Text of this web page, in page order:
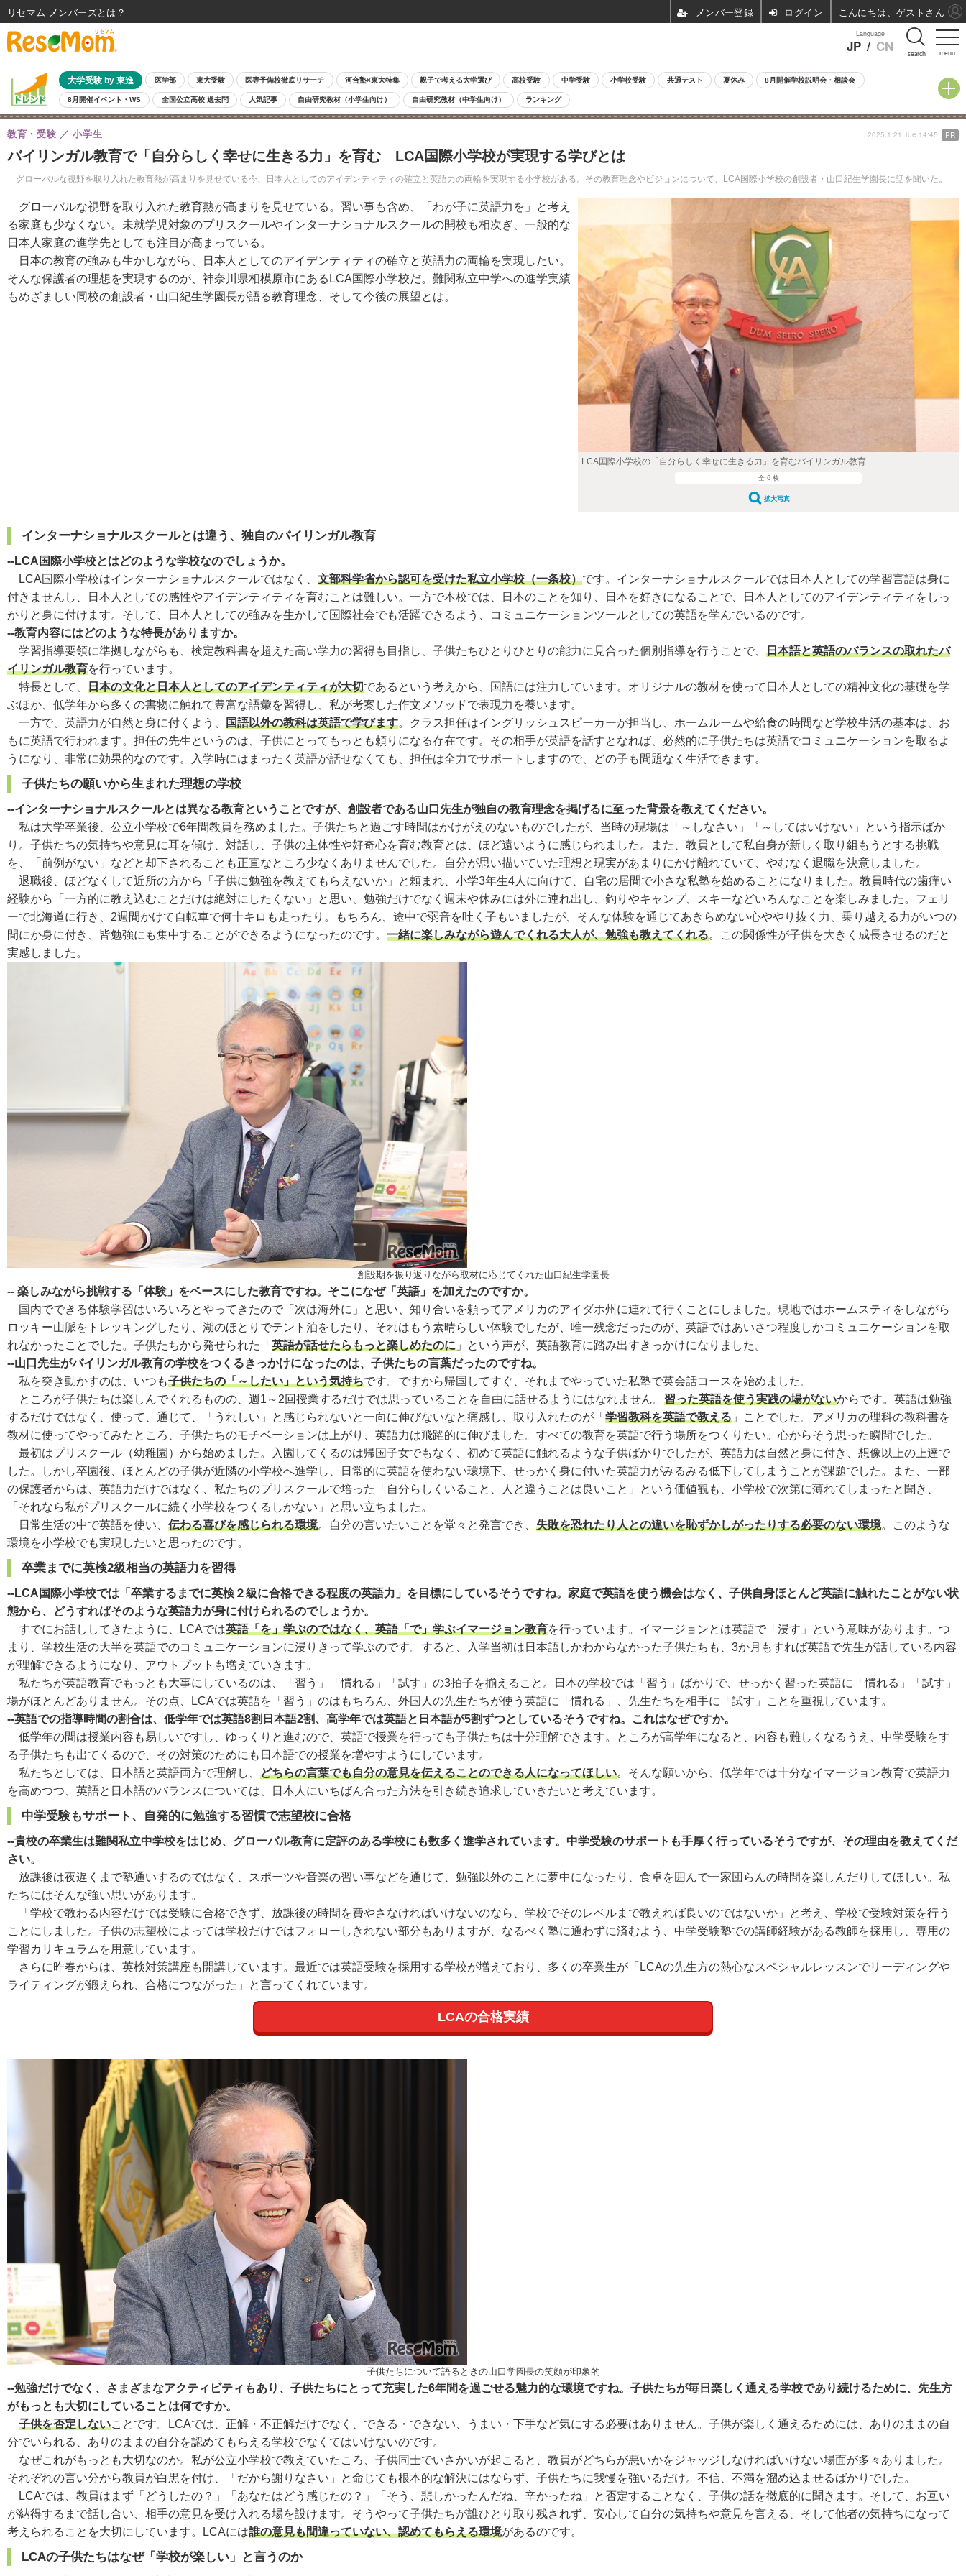
menu
Language
JP / CN search
大学受験 by 東進 医学部 東大受験 医専予備校徹底リサーチ 河合塾×東大特集 親子で考える大学選び 高校受験 中学受験 小学校受験 共通テスト 夏休み 8月開催学校説明会・相談会
8月開催イベント・WS 全国公立高校 過去問 人気記事 自由研究教材（小学生向け） 自由研究教材（中学生向け） ランキング
バイリンガル教育で「自分らしく幸せに生きる力」を育む LCA国際小学校が実現する学びとは
グローバルな視野を取り入れた教育熱が高まりを見せている今、日本人としてのアイデンティティの確立と英語力の両輪を実現する小学校がある。その教育理念やビジョンについて、LCA国際小学校の創設者・山口紀生学園長に話を聞いた。
教育・受験 小学生 2025.1.21 Tue 14:45 PR
LCA国際小学校の「自分らしく幸せに生きる力」を育むバイリンガル教育
全 6 枚
拡大写真
グローバルな視野を取り入れた教育熱が高まりを見せている。習い事も含め、「わが子に英語力を」と考え
る家庭も少なくない。未就学児対象のプリスクールやインターナショナルスクールの開校も相次ぎ、一般的な
日本人家庭の進学先としても注目が高まっている。
日本の教育の強みも生かしながら、日本人としてのアイデンティティの確立と英語力の両輪を実現したい。
そんな保護者の理想を実現するのが、神奈川県相模原市にあるLCA国際小学校だ。難関私立中学への進学実績
もめざましい同校の創設者・山口紀生学園長が語る教育理念、そして今後の展望とは。
インターナショナルスクールとは違う、独自のバイリンガル教育
--LCA国際小学校とはどのような学校なのでしょうか。
LCA国際小学校はインターナショナルスクールではなく、 文部科学省から認可を受けた私立小学校（一条校）です。インターナショナルスクールでは日本人としての学習言語は身に
付きませんし、日本人としての感性やアイデンティティを育むことは難しい。一方で本校では、日本のことを知り、日本を好きになることで、日本人としてのアイデンティティをしっ
かりと身に付けます。そして、日本人としての強みを生かして国際社会でも活躍できるよう、コミュニケーションツールとしての英語を学んでいるのです。
--教育内容にはどのような特長がありますか。
学習指導要領に準拠しながらも、検定教科書を超えた高い学力の習得も目指し、子供たちひとりひとりの能力に見合った個別指導を行うことで、 日本語と英語のバランスの取れたバ
イリンガル教育を行っています。
特長として、 日本の文化と日本人としてのアイデンティティが大切であるという考えから、国語には注力しています。オリジナルの教材を使って日本人としての精神文化の基礎を学
ぶほか、低学年から多くの書物に触れて豊富な語彙を習得し、私が考案した作文メソッドで表現力を養います。
一方で、英語力が自然と身に付くよう、 国語以外の教科は英語で学びます。クラス担任はイングリッシュスピーカーが担当し、ホームルームや給食の時間など学校生活の基本は、お
もに英語で行われます。担任の先生というのは、子供にとってもっとも頼りになる存在です。その相手が英語を話すとなれば、必然的に子供たちは英語でコミュニケーションを取るよ
うになり、非常に効果的なのです。入学時にはまったく英語が話せなくても、担任は全力でサポートしますので、どの子も問題なく生活できます。
子供たちの願いから生まれた理想の学校
--インターナショナルスクールとは異なる教育ということですが、創設者である山口先生が独自の教育理念を掲げるに至った背景を教えてください。
私は大学卒業後、公立小学校で6年間教員を務めました。子供たちと過ごす時間はかけがえのないものでしたが、当時の現場は「～しなさい」「～してはいけない」という指示ばか
り。子供たちの気持ちや意見に耳を傾け、対話し、子供の主体性や好奇心を育む教育とは、ほど遠いように感じられました。また、教員として私自身が新しく取り組もうとする挑戦
を、「前例がない」などと却下されることも正直なところ少なくありませんでした。自分が思い描いていた理想と現実があまりにかけ離れていて、やむなく退職を決意しました。
退職後、ほどなくして近所の方から「子供に勉強を教えてもらえないか」と頼まれ、小学3年生4人に向けて、自宅の居間で小さな私塾を始めることになりました。教員時代の歯痒い
経験から「一方的に教え込むことだけは絶対にしたくない」と思い、勉強だけでなく週末や休みには外に連れ出し、釣りやキャンプ、スキーなどいろんなことを楽しみました。フェリ
ーで北海道に行き、2週間かけて自転車で何十キロも走ったり。もちろん、途中で弱音を吐く子もいましたが、そんな体験を通じてあきらめない心ややり抜く力、乗り越える力がいつの
間にか身に付き、皆勉強にも集中することができるようになったのです。 一緒に楽しみながら遊んでくれる大人が、勉強も教えてくれる。この関係性が子供を大きく成長させるのだと
実感しました。
創設期を振り返りながら取材に応じてくれた山口紀生学園長
-- 楽しみながら挑戦する「体験」をベースにした教育ですね。そこになぜ「英語」を加えたのですか。
国内でできる体験学習はいろいろとやってきたので「次は海外に」と思い、知り合いを頼ってアメリカのアイダホ州に連れて行くことにしました。現地ではホームスティをしながら
ロッキー山脈をトレッキングしたり、湖のほとりでテント泊をしたり、それはもう素晴らしい体験でしたが、唯一残念だったのが、英語ではあいさつ程度しかコミュニケーションを取
れなかったことでした。子供たちから発せられた「 英語が話せたらもっと楽しめたのに 」という声が、英語教育に踏み出すきっかけになりました。
--山口先生がバイリンガル教育の学校をつくるきっかけになったのは、子供たちの言葉だったのですね。
私を突き動かすのは、いつも子供たちの「～したい」という気持ちです。ですから帰国してすぐ、それまでやっていた私塾で英会話コースを始めました。
ところが子供たちは楽しんでくれるものの、週1～2回授業するだけでは思っていることを自由に話せるようにはなれません。 習った英語を使う実践の場がないからです。英語は勉強
するだけではなく、使って、通じて、「うれしい」と感じられないと一向に伸びないなと痛感し、取り入れたのが「 学習教科を英語で教える 」ことでした。アメリカの理科の教科書を
教材に使ってやってみたところ、子供たちのモチベーションは上がり、英語力は飛躍的に伸びました。すべての教育を英語で行う場所をつくりたい。心からそう思った瞬間でした。
最初はプリスクール（幼稚園）から始めました。入園してくるのは帰国子女でもなく、初めて英語に触れるような子供ばかりでしたが、英語力は自然と身に付き、想像以上の上達で
した。しかし卒園後、ほとんどの子供が近隣の小学校へ進学し、日常的に英語を使わない環境下、せっかく身に付いた英語力がみるみる低下してしまうことが課題でした。また、一部
の保護者からは、英語力だけではなく、私たちのプリスクールで培った「自分らしくいること、人と違うことは良いこと」という価値観も、小学校で次第に薄れてしまったと聞き、
「それなら私がプリスクールに続く小学校をつくるしかない」と思い立ちました。
日常生活の中で英語を使い、 伝わる喜びを感じられる環境。自分の言いたいことを堂々と発言でき、 失敗を恐れたり人との違いを恥ずかしがったりする必要のない環境。このような
環境を小学校でも実現したいと思ったのです。
卒業までに英検2級相当の英語力を習得
--LCA国際小学校では「卒業するまでに英検２級に合格できる程度の英語力」を目標にしているそうですね。家庭で英語を使う機会はなく、子供自身ほとんど英語に触れたことがない状
態から、どうすればそのような英語力が身に付けられるのでしょうか。
すでにお話ししてきたように、LCAでは英語「を」学ぶのではなく、英語「で」学ぶイマージョン教育を行っています。イマージョンとは英語で「浸す」という意味があります。つ
まり、学校生活の大半を英語でのコミュニケーションに浸りきって学ぶのです。すると、入学当初は日本語しかわからなかった子供たちも、3か月もすれば英語で先生が話している内容
が理解できるようになり、アウトプットも増えていきます。
私たちが英語教育でもっとも大事にしているのは、「習う」「慣れる」「試す」の3拍子を揃えること。日本の学校では「習う」ばかりで、せっかく習った英語に「慣れる」「試す」
場がほとんどありません。その点、LCAでは英語を「習う」のはもちろん、外国人の先生たちが使う英語に「慣れる」、先生たちを相手に「試す」ことを重視しています。
--英語での指導時間の割合は、低学年では英語8割日本語2割、高学年では英語と日本語が5割ずつとしているそうですね。これはなぜですか。
低学年の間は授業内容も易しいですし、ゆっくりと進むので、英語で授業を行っても子供たちは十分理解できます。ところが高学年になると、内容も難しくなるうえ、中学受験をす
る子供たちも出てくるので、その対策のためにも日本語での授業を増やすようにしています。
私たちとしては、日本語と英語両方で理解し、 どちらの言葉でも自分の意見を伝えることのできる人になってほしい。そんな願いから、低学年では十分なイマージョン教育で英語力
を高めつつ、英語と日本語のバランスについては、日本人にいちばん合った方法を引き続き追求していきたいと考えています。
中学受験もサポート、自発的に勉強する習慣で志望校に合格
--貴校の卒業生は難関私立中学校をはじめ、グローバル教育に定評のある学校にも数多く進学されています。中学受験のサポートも手厚く行っているそうですが、その理由を教えてくだ
さい。
放課後は夜遅くまで塾通いするのではなく、スポーツや音楽の習い事などを通じて、勉強以外のことに夢中になったり、食卓を囲んで一家団らんの時間を楽しんだりしてほしい。私
たちにはそんな強い思いがあります。
「学校で教わる内容だけでは受験に合格できず、放課後の時間を費やさなければいけないのなら、学校でそのレベルまで教えれば良いのではないか」と考え、学校で受験対策を行う
ことにしました。子供の志望校によっては学校だけではフォローしきれない部分もありますが、なるべく塾に通わずに済むよう、中学受験塾での講師経験がある教師を採用し、専用の
学習カリキュラムを用意しています。
さらに昨春からは、英検対策講座も開講しています。最近では英語受験を採用する学校が増えており、多くの卒業生が「LCAの先生方の熱心なスペシャルレッスンでリーディングや
ライティングが鍛えられ、合格につながった」と言ってくれています。
LCAの合格実績
子供たちについて語るときの山口学園長の笑顔が印象的
--勉強だけでなく、さまざまなアクティビティもあり、子供たちにとって充実した6年間を過ごせる魅力的な環境ですね。子供たちが毎日楽しく通える学校であり続けるために、先生方
がもっとも大切にしていることは何ですか。
子供を否定しないことです。LCAでは、正解・不正解だけでなく、できる・できない、うまい・下手など気にする必要はありません。子供が楽しく通えるためには、ありのままの自
分でいられる、ありのままの自分を認めてもらえる学校でなくてはいけないのです。
なぜこれがもっとも大切なのか。私が公立小学校で教えていたころ、子供同士でいさかいが起こると、教員がどちらが悪いかをジャッジしなければいけない場面が多々ありました。
それぞれの言い分から教員が白黒を付け、「だから謝りなさい」と命じても根本的な解決にはならず、子供たちに我慢を強いるだけ。不信、不満を溜め込ませるばかりでした。
LCAでは、教員はまず「どうしたの？」「あなたはどう感じたの？」「そう、悲しかったんだね、辛かったね」と否定することなく、子供の話を徹底的に聞きます。そして、お互い
が納得するまで話し合い、相手の意見を受け入れる場を設けます。そうやって子供たちが誰ひとり取り残されず、安心して自分の気持ちや意見を言える、そして他者の気持ちになって
考えられることを大切にしています。LCAには誰の意見も間違っていない、認めてもらえる環境があるのです。
LCAの子供たちはなぜ「学校が楽しい」と言うのか
リセマム メンバーズ ログイン こんにちは、ゲストさん